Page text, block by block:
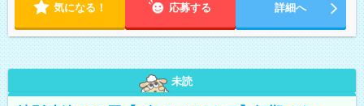
気になる！ 応募する 詳細へ
未読